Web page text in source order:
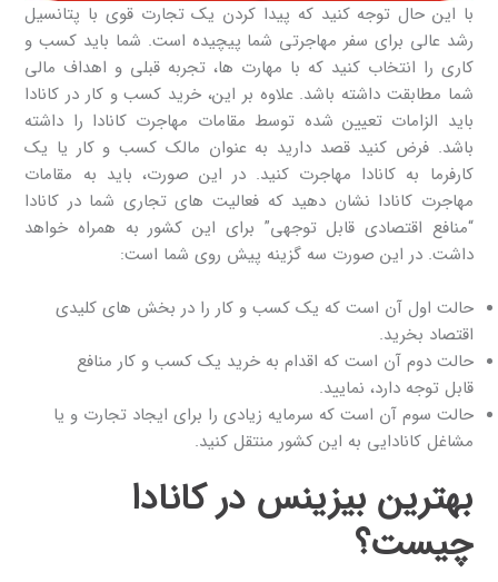
با این حال توجه کنید که پیدا کردن یک تجارت قوی با پتانسیل
رشد عالی برای سفر مهاجرتی شما پیچیده است. شما باید کسب و
کاری را انتخاب کنید که با مهارت ها، تجربه قبلی و اهداف مالی
شما مطابقت داشته باشد. علاوه بر این، خرید کسب و کار در کانادا
باید الزامات تعیین شده توسط مقامات مهاجرت کانادا را داشته
باشد. فرض کنید قصد دارید به عنوان مالک کسب و کار یا یک
کارفرما به کانادا مهاجرت کنید. در این صورت، باید به مقامات
مهاجرت کانادا نشان دهید که فعالیت های تجاری شما در کانادا
“منافع اقتصادی قابل توجهی” برای این کشور به همراه خواهد
داشت. در این صورت سه گزینه پیش روی شما است:
حالت اول آن است که یک کسب و کار را در بخش های کلیدی
اقتصاد بخرید.
حالت دوم آن است که اقدام به خرید یک کسب و کار منافع
قابل توجه دارد، نمایید.
حالت سوم آن است که سرمایه زیادی را برای ایجاد تجارت و یا
مشاغل کانادایی به این کشور منتقل کنید.
بهترین بیزینس در کانادا
چیست؟